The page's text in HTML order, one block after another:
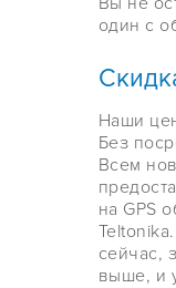
один с
Наши
Без
Всем
на GPS
сейчас,
выше, и